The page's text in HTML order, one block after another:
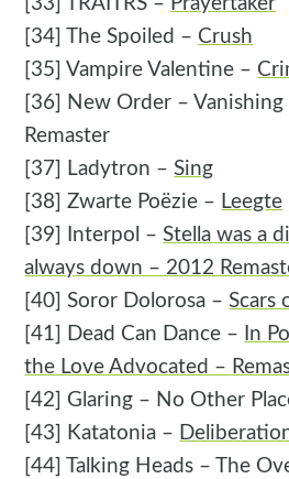
[33] TRAITRS – Prayertaker
[34] The Spoiled – Crush
[35] Vampire Valentine –
[36] New Order –
Remaster
[37] Ladytron –Sing
[38] Zwarte Poëzie – Leegte
[39] Interpol –Stella was a
always down – 2012
[40] Soror Dolorosa –Scars
[41] Dead Can Dance –
In
the Love Advocated –
[42] Glaring – No Other
[43] Katatonia –
[44] Talking Heads – The